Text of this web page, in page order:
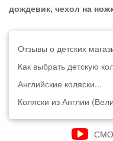
дождевик, чехол на
Отзывы о детских
Как выбрать детскую
Английские коляски...
Коляски из Англии